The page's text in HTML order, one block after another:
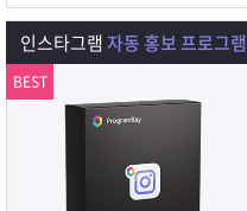
인스타그램자동 홍보 프로그램
BEST